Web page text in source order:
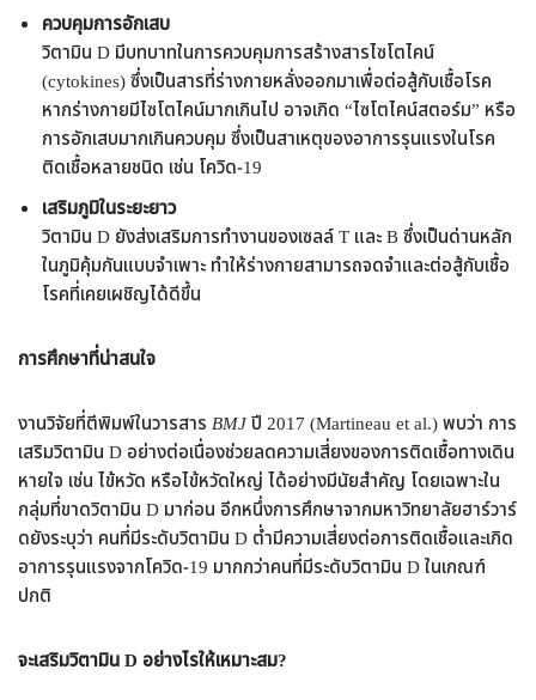
ควบคุมการอักเสบ
วิตามิน D มีบทบาทในการควบคุมการสร้างสารไซโตไคน์
(cytokines) ซึ่งเป็นสารที่ร่างกายหลั่งออกมาเพื่อต่อสู้กับเชื้อโรค
หากร่างกายมีไซโตไคน์มากเกินไป อาจเกิด “ไซโตไคน์สตอร์ม” หรือ
การอักเสบมากเกินควบคุม ซึ่งเป็นสาเหตุของอาการรุนแรงในโรค
ติดเชื้อหลายชนิด เช่น โควิด-19
เสริมภูมิในระยะยาว
วิตามิน D ยังส่งเสริมการทำงานของเซลล์ T และ B ซึ่งเป็นด่านหลัก
ในภูมิคุ้มกันแบบจำเพาะ ทำให้ร่างกายสามารถจดจำและต่อสู้กับเชื้อ
โรคที่เคยเผชิญได้ดีขึ้น
การศึกษาที่น่าสนใจ
งานวิจัยที่ตีพิมพ์ในวารสาร BMJปี 2017 (Martineau et al.) พบว่า การ
เสริมวิตามิน D อย่างต่อเนื่องช่วยลดความเสี่ยงของการติดเชื้อทางเดิน
หายใจ เช่น ไข้หวัด หรือไข้หวัดใหญ่ ได้อย่างมีนัยสำคัญ โดยเฉพาะใน
กลุ่มที่ขาดวิตามิน D มาก่อน อีกหนึ่งการศึกษาจากมหาวิทยาลัยฮาร์วาร์
ดยังระบุว่า คนที่มีระดับวิตามิน D ต่ำมีความเสี่ยงต่อการติดเชื้อและเกิด
อาการรุนแรงจากโควิด-19 มากกว่าคนที่มีระดับวิตามิน D ในเกณฑ์
ปกติ
จะเสริมวิตามิน D อย่างไรให้เหมาะสม?